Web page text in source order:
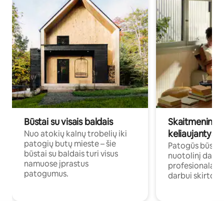
Būstai su visais baldais
Nuo atokių kalnų trobelių iki
patogių butų mieste – šie
būstai su baldais turi visus
namuose įprastus
patogumus.
keliaujantys
Patogūs
nuotolinį
darbui